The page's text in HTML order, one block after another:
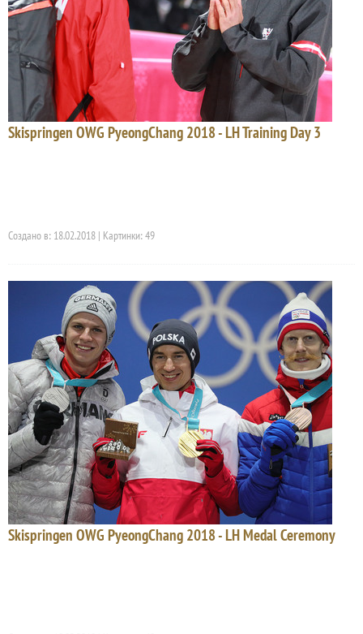
Skispringen OWG PyeongChang 2018 - LH Training Day 3
Создано в: 18.02.2018 | Картинки: 49
Skispringen OWG PyeongChang 2018 - LH Medal Ceremony